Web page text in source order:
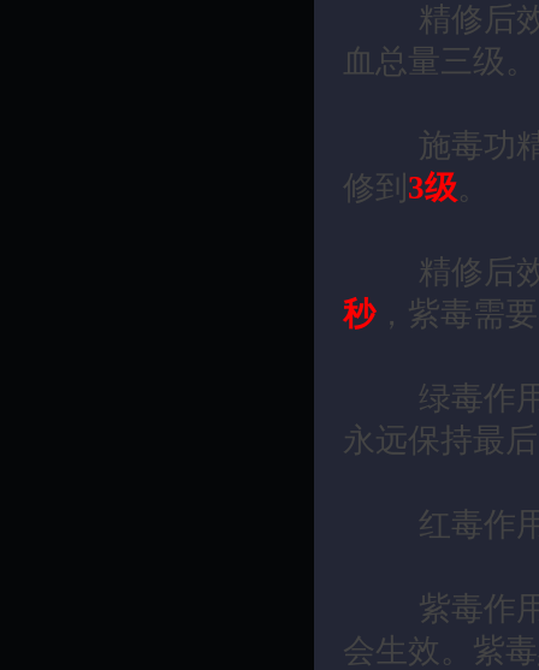
精修后效
血总量三级。
施毒功精
修到 3级。
精修后效
秒，紫毒需
绿毒作用
永远保持最
红毒作用
紫毒作用
会生效。紫